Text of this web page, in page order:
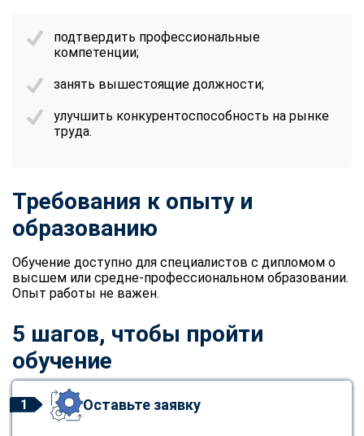
подтвердить профессиональные
компетенции;
занять вышестоящие должности;
улучшить конкурентоспособность на рынке
труда.
Требования к опыту и
образованию
Обучение доступно для специалистов с дипломом о
высшем или средне-профессиональном образовании.
Опыт работы не важен.
5 шагов, чтобы пройти
обучение
1 Оставьте заявку